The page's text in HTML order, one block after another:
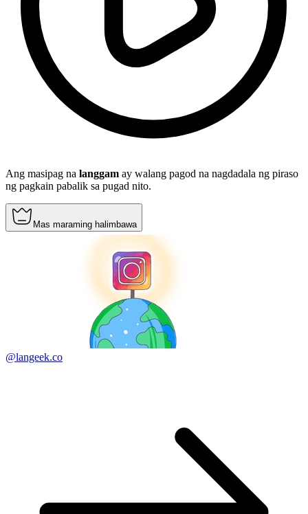
Ang masipag na langgam ay walang pagod na nagdadala ng piraso
ng pagkain pabalik sa pugad nito.
Mas maraming halimbawa
@langeek.co